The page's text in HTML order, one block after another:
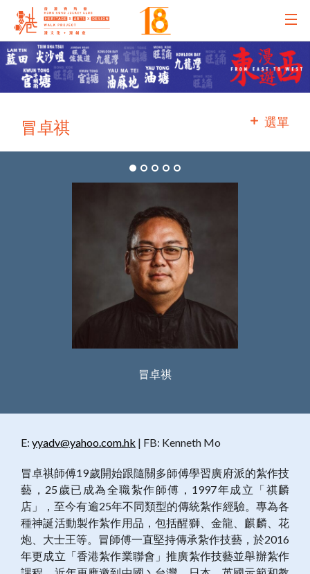
主辦機構
主要贊助
選單
冒卓祺
冒卓祺
E: yyadv@yahoo.com.hk | FB: Kenneth Mo
冒卓祺師傅19歲開始跟隨關多師傅學習廣府派的紮作技
藝，25歲已成為全職紮作師傅，1997年成立「祺麟
店」，至今有逾25年不同類型的傳統紮作經驗。專為各
種神誕活動製作紮作用品，包括醒獅、金龍、麒麟、花
炮、大士王等。冒師傅一直堅持傳承紮作技藝，於2016
年更成立「香港紮作業聯會」推廣紮作技藝並舉辦紮作